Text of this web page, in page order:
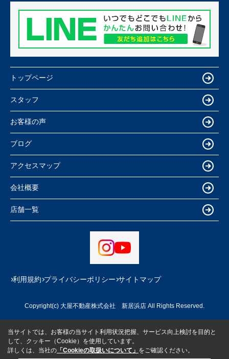
トップページ
スタッフ
お客様の声
ブログ
アクセスマップ
会社概要
店舗一覧
利用規約 プライバシーポリシー サイトマップ
Copyright(c) 大屋不動産株式会社 新居浜店 All Rights Reserved.
当サイトでは、お客様の当サイト利用状況把握、サービス向上検討を目的と
して、クッキー（Cookie）を使用しています。
詳しくは、当社の 「Cookieの取扱いについて」 をご確認ください。